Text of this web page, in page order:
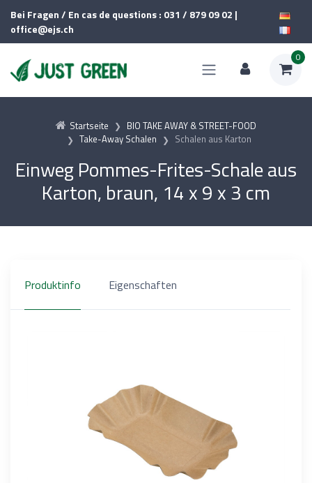
Bei Fragen / En cas de questions : 031 / 879 09 02 |
office@ejs.ch
0
Startseite
BIO TAKE AWAY & STREET-FOOD
Take-Away Schalen
Schalen aus Karton
Einweg Pommes-Frites-Schale aus
Karton, braun, 14 x 9 x 3 cm
Produktinfo Eigenschaften